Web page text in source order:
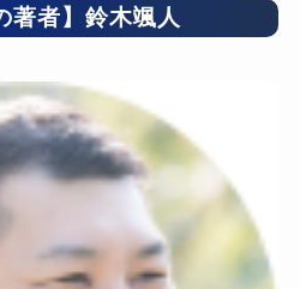
著者】鈴木颯人